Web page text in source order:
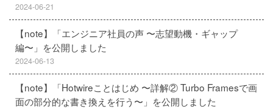
2024-06-21
【note】「エンジニア社員の声 〜志望動機・ギャップ
編〜」を公開しました
2024-06-13
【note】「Hotwireことはじめ 〜詳解② Turbo Framesで画
面の部分的な書き換えを行う〜」を公開しました